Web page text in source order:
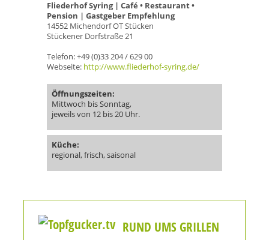
Fliederhof Syring | Café • Restaurant •
Pension | Gastgeber Empfehlung
14552 Michendorf OT Stücken
Stückener Dorfstraße 21
Telefon: +49 (0)33 204 / 629 00
Webseite: http://www.fliederhof-syring.de/
Öffnungszeiten:
Mittwoch bis Sonntag,
jeweils von 12 bis 20 Uhr.
Küche:
regional, frisch, saisonal
RUND UMS GRILLEN